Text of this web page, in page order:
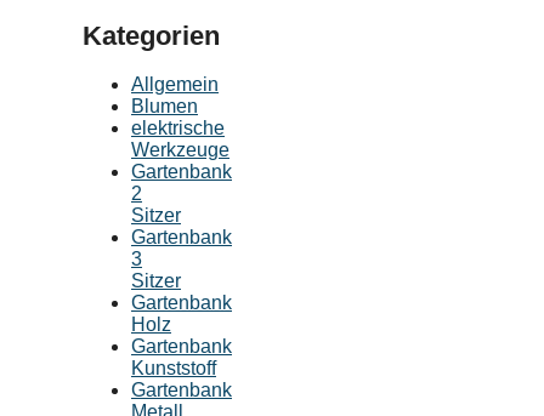
Kategorien
Allgemein
Blumen
elektrische
Werkzeuge
Gartenbank
2
Sitzer
Gartenbank
3
Sitzer
Gartenbank
Holz
Gartenbank
Kunststoff
Gartenbank
Metall